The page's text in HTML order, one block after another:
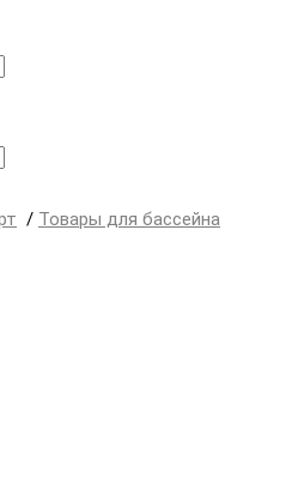
/ Товары для бассейна